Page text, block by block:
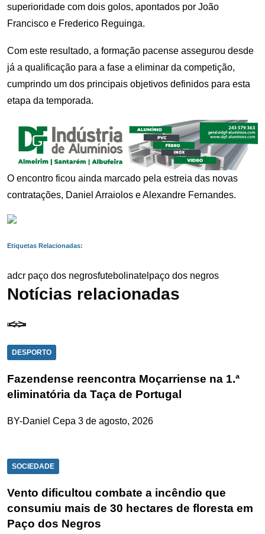
superioridade com dois golos, apontados por João
Francisco e Frederico Reguinga.
Com este resultado, a formação pacense assegurou desde
já a qualificação para a fase a eliminar da competição,
cumprindo um dos principais objetivos definidos para esta
etapa da temporada.
O encontro ficou ainda marcado pela estreia das novas
contratações, Daniel Arraiolos e Alexandre Fernandes.
Etiquetas Relacionadas:
adcr paço dos negrosfutebol inatel paço dos negros
Notícias relacionadas
DESPORTO
Fazendense reencontra Moçarriense na 1.ª
eliminatória da Taça de Portugal
BY-Daniel Cepa 3 de agosto, 2026
SOCIEDADE
Vento dificultou combate a incêndio que
consumiu mais de 30 hectares de floresta em
Paço dos Negros